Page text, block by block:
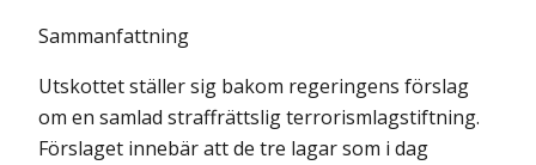
Sammanfattning
Utskottet ställer sig bakom regeringens förslag
om en samlad straffrättslig terrorismlagstiftning.
Förslaget innebär att de tre lagar som i dag